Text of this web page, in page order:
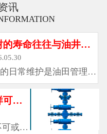
讯
采油树的寿命往往与油井的寿命相同
日常维护是油田管理的
。操作人员每日巡检，
接处有无泄漏迹象，观
表读数是否正常，确认阀
否灵活。定期对阀门进
采油树的类型多种多样可以适应不同的工况
或缺